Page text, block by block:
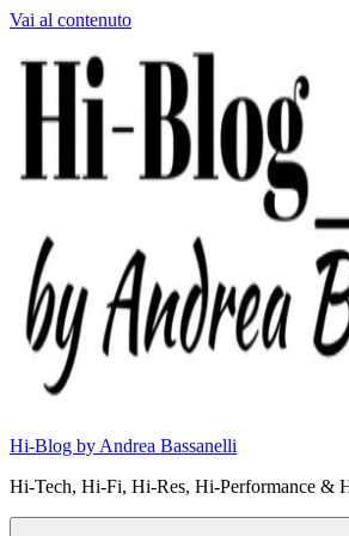
Vai al contenuto
Hi-Blog by Andrea Bassanelli
Hi-Tech, Hi-Fi, Hi-Res, Hi-Performance &